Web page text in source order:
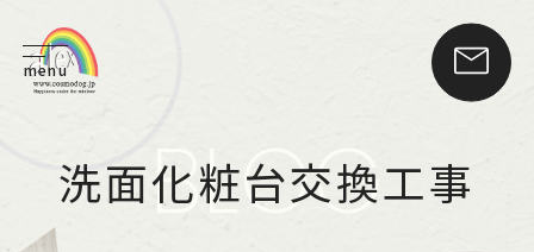
menu
BLOG
洗面化粧台交換工事